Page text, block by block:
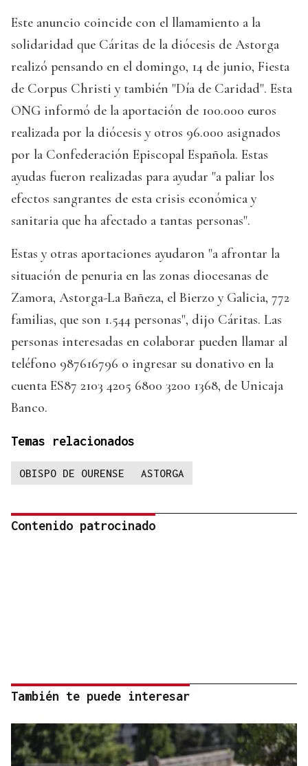
Este anuncio coincide con el llamamiento a la
solidaridad que Cáritas de la diócesis de Astorga
realizó pensando en el domingo, 14 de junio, Fiesta
de Corpus Christi y también "Día de Caridad". Esta
ONG informó de la aportación de 100.000 euros
realizada por la diócesis y otros 96.000 asignados
por la Confederación Episcopal Española. Estas
ayudas fueron realizadas para ayudar "a paliar los
efectos sangrantes de esta crisis económica y
sanitaria que ha afectado a tantas personas".
Estas y otras aportaciones ayudaron "a afrontar la
situación de penuria en las zonas diocesanas de
Zamora, Astorga-La Bañeza, el Bierzo y Galicia, 772
familias, que son 1.544 personas", dijo Cáritas. Las
personas interesadas en colaborar pueden llamar al
teléfono 987616796 o ingresar su donativo en la
cuenta ES87 2103 4205 6800 3200 1368, de Unicaja
Banco.
Temas relacionados
OBISPO DE OURENSE ASTORGA
Contenido patrocinado
También te puede interesar